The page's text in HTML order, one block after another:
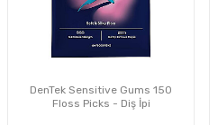
DenTek Sensitive Gums 150
Floss Picks - Diş İpi